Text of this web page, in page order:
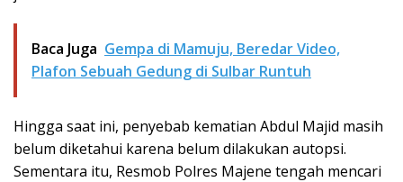
Baca Juga Gempa di Mamuju, Beredar Video,
Plafon Sebuah Gedung di Sulbar Runtuh
Hingga saat ini, penyebab kematian Abdul Majid masih
belum diketahui karena belum dilakukan autopsi.
Sementara itu, Resmob Polres Majene tengah mencari